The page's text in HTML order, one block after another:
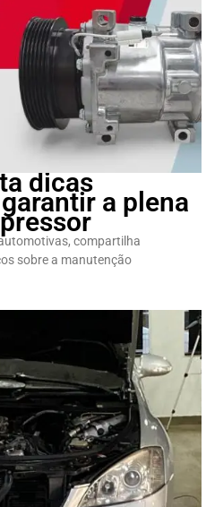
dicas
a plena
compartilha
sobre a manutenção